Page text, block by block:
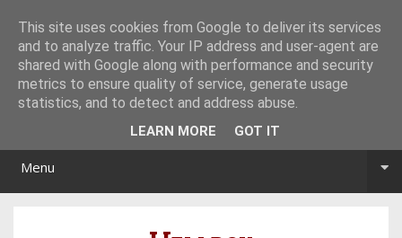
Menu
This site uses cookies from Google to deliver its services
and to analyze traffic. Your IP address and user-agent are
shared with Google along with performance and security
metrics to ensure quality of service, generate usage
statistics, and to detect and address abuse.
LEARN MORE GOT IT